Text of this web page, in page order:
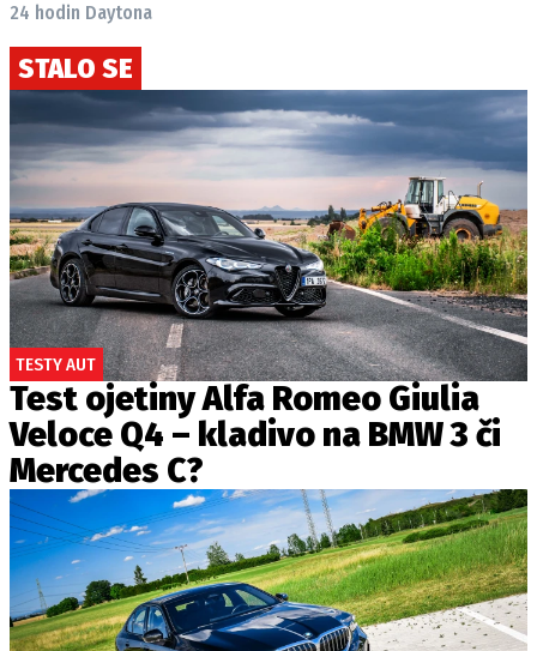
24 hodin Daytona
STALO SE
TESTY AUT
Test ojetiny Alfa Romeo Giulia
Veloce Q4 – kladivo na BMW 3 či
Mercedes C?